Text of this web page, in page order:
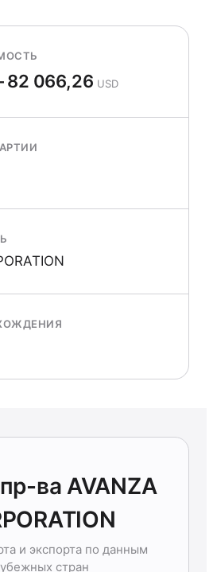
82 066,26 USD
ва AVANZA
и экспорта по данным
стран